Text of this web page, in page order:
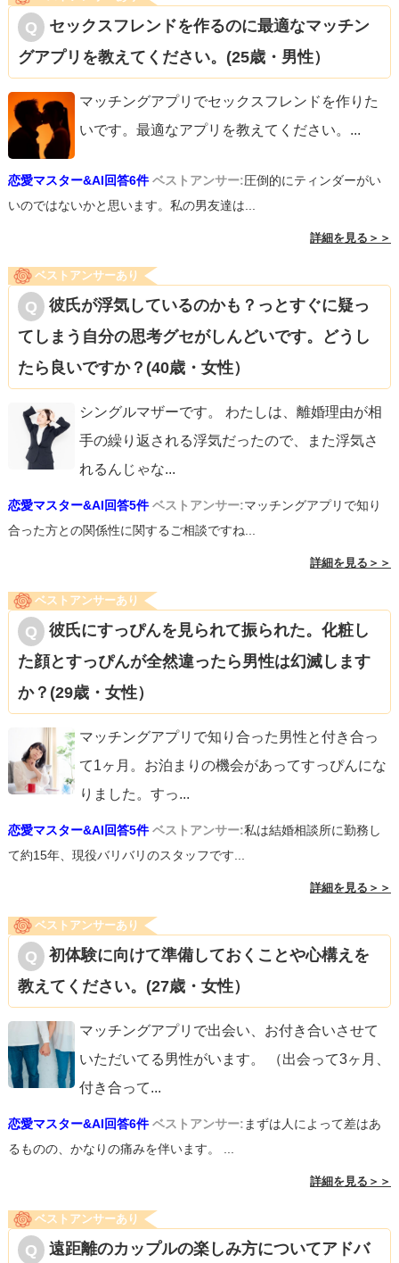
セックスフレンドを作るのに最適なマッチン
グアプリを教えてください。(25歳・男性）
マッチングアプリでセックスフレンドを作りた
いです。最適なアプリを教えてください。 ...
恋愛マスター&AI回答6件 ベストアンサー:圧倒的にティンダーがい
いのではないかと思います。私の男友達は...
詳細を見る＞＞
ベストアンサーあり
彼氏が浮気しているのかも？っとすぐに疑っ
てしまう自分の思考グセがしんどいです。どうし
たら良いですか？(40歳・女性）
シングルマザーです。 わたしは、離婚理由が相
手の繰り返される浮気だったので、また浮気さ
れるんじゃな...
恋愛マスター&AI回答5件 ベストアンサー:マッチングアプリで知り
合った方との関係性に関するご相談ですね...
詳細を見る＞＞
ベストアンサーあり
彼氏にすっぴんを見られて振られた。化粧し
た顔とすっぴんが全然違ったら男性は幻滅します
か？(29歳・女性）
マッチングアプリで知り合った男性と付き合っ
て1ヶ月。お泊まりの機会があってすっぴんにな
りました。すっ...
恋愛マスター&AI回答5件 ベストアンサー:私は結婚相談所に勤務し
て約15年、現役バリバリのスタッフです...
詳細を見る＞＞
ベストアンサーあり
初体験に向けて準備しておくことや心構えを
教えてください。(27歳・女性）
マッチングアプリで出会い、お付き合いさせて
いただいてる男性がいます。 （出会って3ヶ月、
付き合って...
恋愛マスター&AI回答6件 ベストアンサー:まずは人によって差はあ
るものの、かなりの痛みを伴います。 ...
詳細を見る＞＞
ベストアンサーあり
遠距離のカップルの楽しみ方についてアドバ